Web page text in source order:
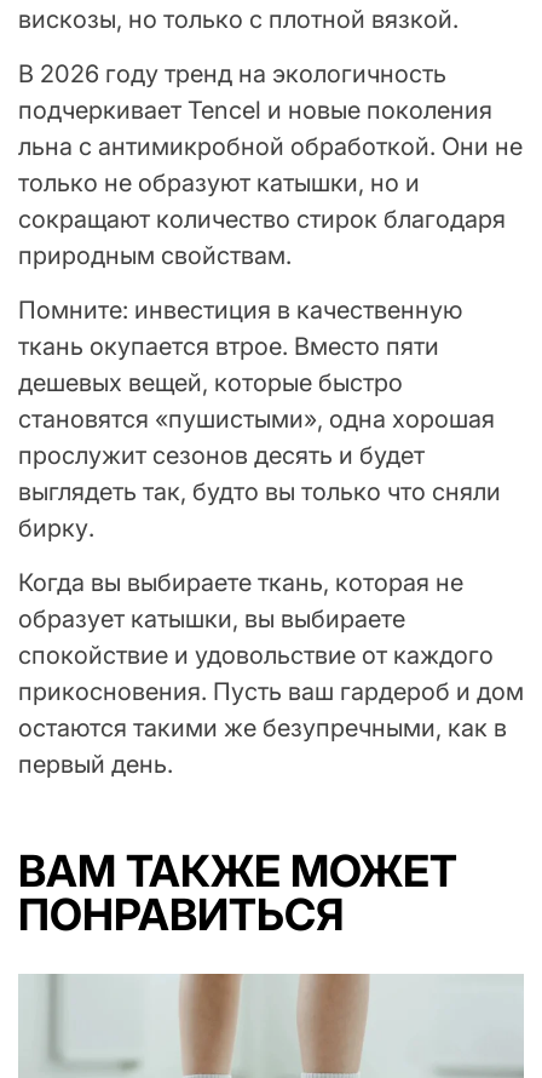
вискозы, но только с плотной вязкой.
В 2026 году тренд на экологичность
подчеркивает Tencel и новые поколения
льна с антимикробной обработкой. Они не
только не образуют катышки, но и
сокращают количество стирок благодаря
природным свойствам.
Помните: инвестиция в качественную
ткань окупается втрое. Вместо пяти
дешевых вещей, которые быстро
становятся «пушистыми», одна хорошая
прослужит сезонов десять и будет
выглядеть так, будто вы только что сняли
бирку.
Когда вы выбираете ткань, которая не
образует катышки, вы выбираете
спокойствие и удовольствие от каждого
прикосновения. Пусть ваш гардероб и дом
остаются такими же безупречными, как в
первый день.
ВАМ ТАКЖЕ МОЖЕТ
ПОНРАВИТЬСЯ